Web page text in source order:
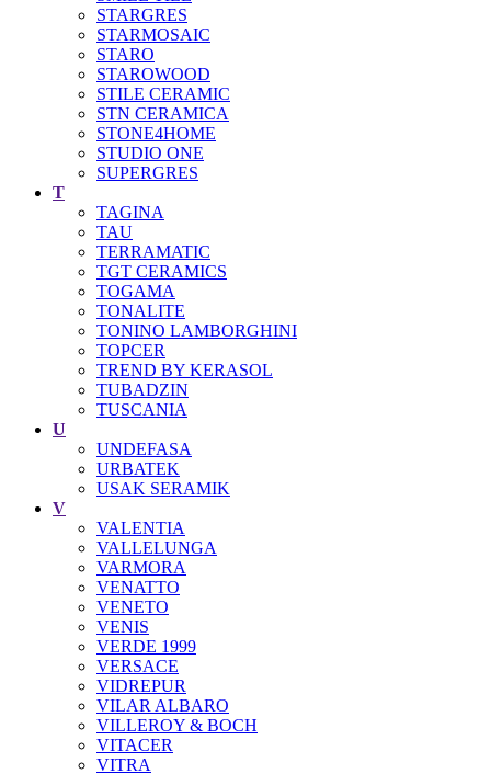
STARGRES
STARMOSAIC
STARO
STAROWOOD
STILE CERAMIC
STN CERAMICA
STONE4HOME
STUDIO ONE
SUPERGRES
T
TAGINA
TAU
TERRAMATIC
TGT CERAMICS
TOGAMA
TONALITE
TONINO LAMBORGHINI
TOPCER
TREND BY KERASOL
TUBADZIN
TUSCANIA
U
UNDEFASA
URBATEK
USAK SERAMIK
V
VALENTIA
VALLELUNGA
VARMORA
VENATTO
VENETO
VENIS
VERDE 1999
VERSACE
VIDREPUR
VILAR ALBARO
VILLEROY & BOCH
VITACER
VITRA